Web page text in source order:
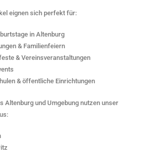
eignen sich perfekt für:
in Altenburg
& Familienfeiern
& Vereinsveranstaltungen
& öffentliche Einrichtungen
Altenburg und Umgebung nutzen unser